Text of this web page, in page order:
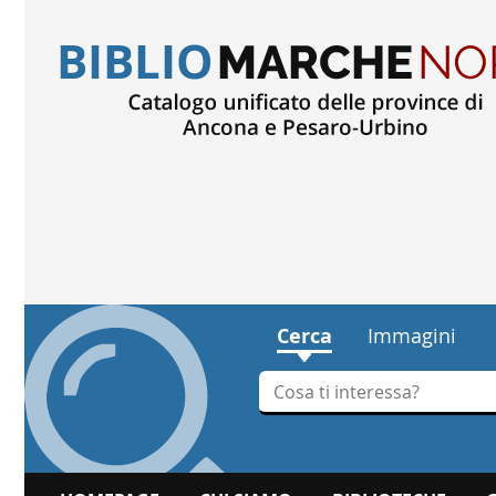
Cerca Immagini
Cerca su "Cerca"